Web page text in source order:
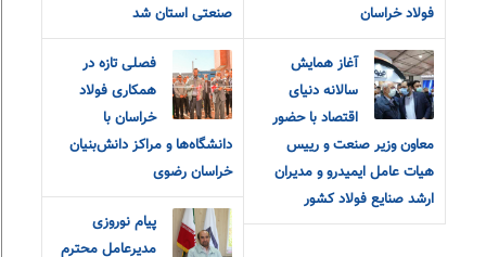
فولاد خراسان
صنعتی استان شد
آغاز همایش
سالانه دنیای
اقتصاد با حضور
معاون وزیر صنعت و رییس
هیات عامل ایمیدرو و مدیران
ارشد صنایع فولاد کشور
فصلی تازه در
همکاری فولاد
خراسان با
دانشگاه‌ها و مراکز دانش‌بنیان
خراسان رضوی
پیام نوروزی
مدیرعامل محترم